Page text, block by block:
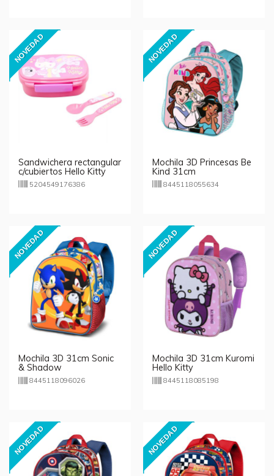
NOVEDAD
Sandwichera rectangular
c/cubiertos Hello Kitty
5204549176386
NOVEDAD
Mochila 3D Princesas Be
Kind 31cm
8445118055634
NOVEDAD
Mochila 3D 31cm Sonic
& Shadow
8445118096026
NOVEDAD
Mochila 3D 31cm Kuromi
Hello Kitty
8445118085198
NOVEDAD NOVEDAD